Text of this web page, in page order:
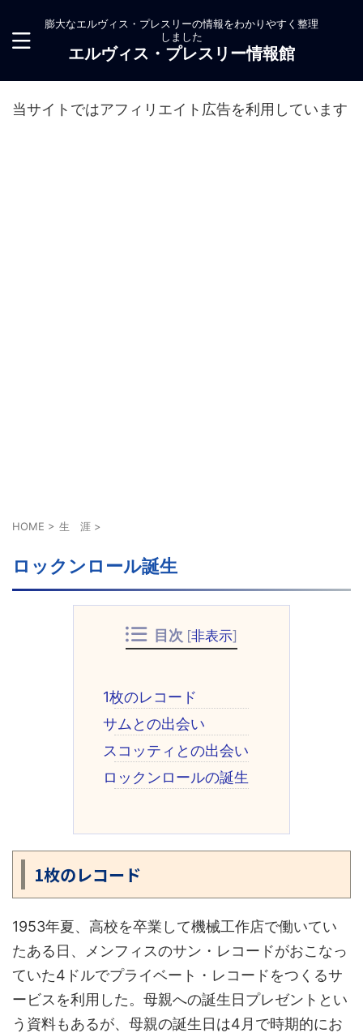
膨大なエルヴィス・プレスリーの情報をわかりやすく整理
しました
エルヴィス・プレスリー情報館
当サイトではアフィリエイト広告を利用しています
HOME > 生 涯 >
ロックンロール誕生
目次 [非表示]
1枚のレコード
サムとの出会い
スコッティとの出会い
ロックンロールの誕生
1枚のレコード
1953年夏、高校を卒業して機械工作店で働いてい
たある日、メンフィスのサン・レコードがおこなっ
ていた4ドルでプライベート・レコードをつくるサ
ービスを利用した。母親への誕生日プレゼントとい
う資料もあるが、母親の誕生日は4月で時期的にお